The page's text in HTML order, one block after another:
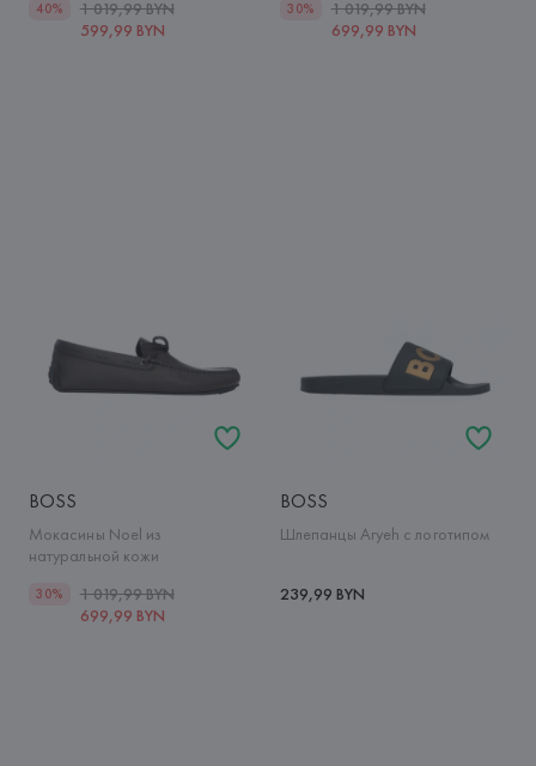
40%
1 019,99 BYN
599,99 BYN
30%
1 019,99 BYN
699,99 BYN
BOSS
Мокасины Noel из
натуральной кожи
30%
1 019,99 BYN
699,99 BYN
BOSS
Шлепанцы Aryeh с логотипом
239,99 BYN